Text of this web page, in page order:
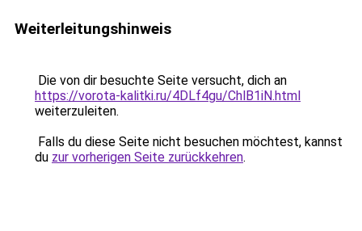
Weiterleitungshinweis
Die von dir besuchte Seite versucht, dich an
https://vorota-kalitki.ru/4DLf4gu/ChlB1iN.html
weiterzuleiten.
Falls du diese Seite nicht besuchen möchtest, kannst
du zur vorherigen Seite zurückkehren.